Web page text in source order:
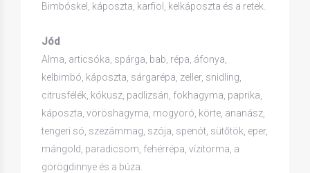
Bimbóskel, káposzta, karfiol, kelkáposzta és a retek.
Jód
Alma, articsóka, spárga, bab, répa, áfonya,
kelbimbó, káposzta, sárgarépa, zeller, snidling,
citrusfélék, kókusz, padlizsán, fokhagyma, paprika,
káposzta, vöröshagyma, mogyoró, körte, ananász,
tengeri só, szezámmag, szója, spenót, sütőtök, eper,
mángold, paradicsom, fehérrépa, vízitorma, a
görögdinnye és a búza.